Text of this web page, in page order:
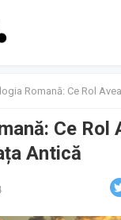
Romană: Ce Rol Aveau
Ce Rol
Antică